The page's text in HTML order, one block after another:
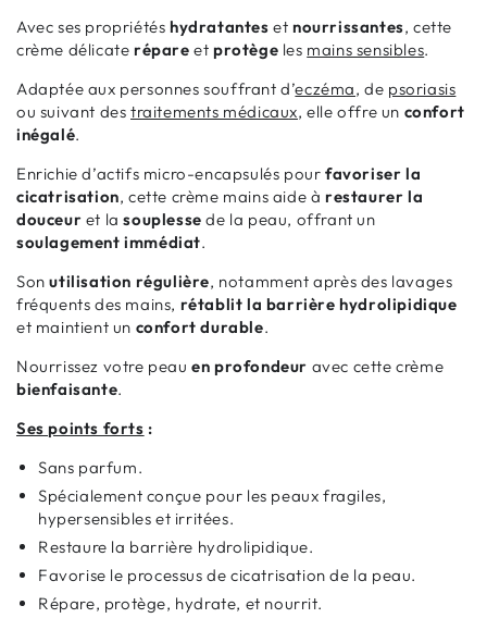
Avec ses propriétés hydratantes et nourrissantes, cette
crème délicate répare etprotège les mains sensibles.
Adaptée aux personnes souffrant d’eczéma, de psoriasis
ou suivant des traitements médicaux, elle offre un confort
inégalé.
Enrichie d’actifs micro-encapsulés pour favoriser la
cicatrisation, cette crème mains aide àrestaurer la
douceur et lasouplesse de la peau, offrant un
soulagement immédiat.
Sonutilisation régulière, notamment après des lavages
fréquents des mains, rétablit la barrière hydrolipidique
et maintient un confort durable.
Nourrissez votre peauen profondeur avec cette crème
bienfaisante.
Ses points forts :
Sans parfum.
Spécialement conçue pour les peaux fragiles,
hypersensibles et irritées.
Restaure la barrière hydrolipidique.
Favorise le processus de cicatrisation de la peau.
Répare, protège, hydrate, et nourrit.